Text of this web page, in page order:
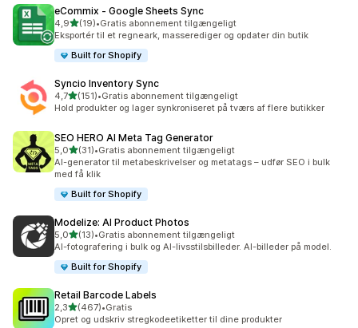
eCommix ‑ Google Sheets Sync
4,9ud af 5 stjerner
(19)
19 anmeldelser i alt
•Gratis abonnement tilgængeligt
Eksportér til et regneark, masserediger og opdater din butik
Built for Shopify
Syncio Inventory Sync
4,7ud af 5 stjerner
(151)
151 anmeldelser i alt
•Gratis abonnement tilgængeligt
Hold produkter og lager synkroniseret på tværs af flere butikker
SEO HERO AI Meta Tag Generator
5,0ud af 5 stjerner
(31)
31 anmeldelser i alt
•Gratis abonnement tilgængeligt
AI-generator til metabeskrivelser og metatags – udfør SEO i bulk
med få klik
Built for Shopify
Modelize: AI Product Photos
5,0ud af 5 stjerner
(13)
13 anmeldelser i alt
•Gratis abonnement tilgængeligt
AI-fotografering i bulk og AI-livsstilsbilleder. AI-billeder på model.
Built for Shopify
Retail Barcode Labels
2,3ud af 5 stjerner
(467)
467 anmeldelser i alt
•Gratis
Opret og udskriv stregkodeetiketter til dine produkter